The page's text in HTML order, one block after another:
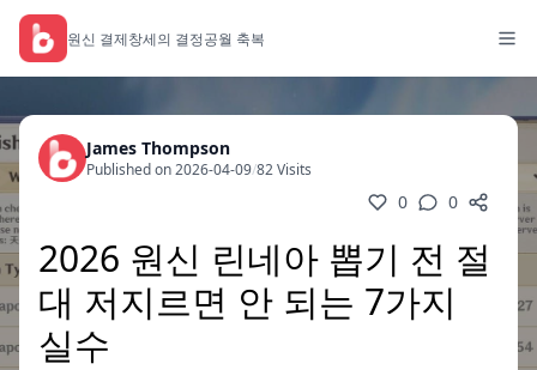
원신 결제창세의 결정공월 축복
James Thompson
Published on 2026-04-09/82 Visits
0 0
2026 원신 린네아 뽑기 전 절
대 저지르면 안 되는 7가지
실수